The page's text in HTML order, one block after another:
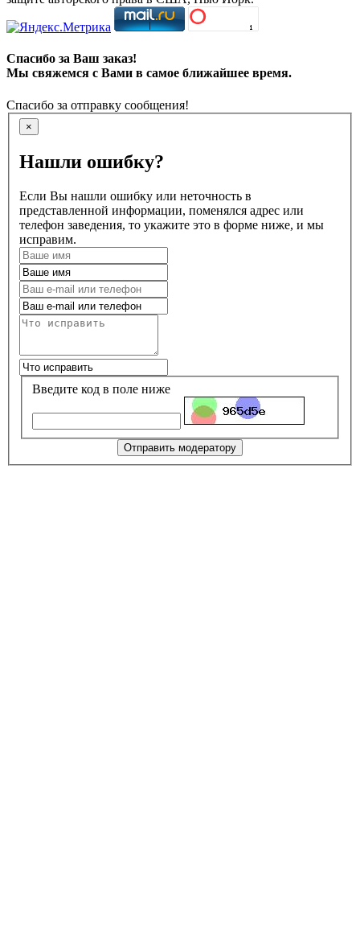
Спасибо за Ваш заказ!
Мы свяжемся с Вами в самое ближайшее время.
Спасибо за отправку сообщения!
×
Нашли ошибку?
Если Вы нашли ошибку или неточность в
представленной информации, поменялся адрес или
телефон заведения, то укажите это в форме ниже, и мы
исправим.
Введите код в поле ниже
Отправить модератору